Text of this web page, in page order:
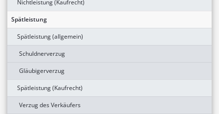
Nichtleistung (Kaufrecht)
Spätleistung
Spätleistung (allgemein)
Schuldnerverzug
Gläubigerverzug
Spätleistung (Kaufrecht)
Verzug des Verkäufers